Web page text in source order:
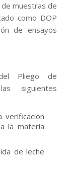
muestras de
como DOP
de ensayos
Pliego de
siguientes
verificación
la materia
de leche